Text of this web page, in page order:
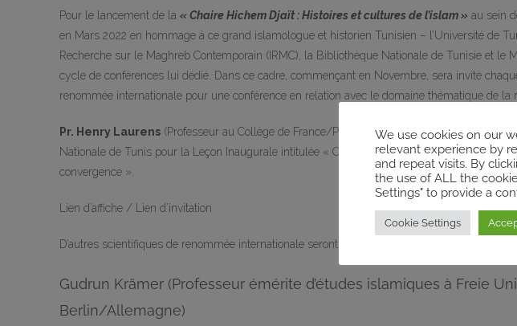
Pour le lancement de la « Chaire Hichem Djaït : Histoires et cultures de l’islam » au sein
en Mars 2022 en hommage à ce grand islamologue et historien Tunisien – l’Université de
Recherche sur le Maghreb Contemporain (IRMC), la Bibliothèque Nationale de Tunisie et le
cycle de conférences lui dédié. Dans ce cadre, commençant en Novembre, sera invité
renommée internationale pour une conférence en relation avec le domaine thématique de la
Pr. Henry Laurens (Professeur au Collège de France/Paris, France) sera invité le 11
Nationale de Tunis pour la Leçon Inaugurale intitulée « Orientalisme et occidentalisme : de
convergence ».
Lien d’affiche / Lien d’invitation
D’autres scientifiques de renommée internationale seront invités à Tunis dans les mois qui
Gudrun Krämer (Professeur émérite d’études islamiques à Freie
Berlin/Allemagne)
We use cookies on our
relevant experience by
and repeat visits. By
the use of ALL the
Settings" to provide a
Cookie Settings